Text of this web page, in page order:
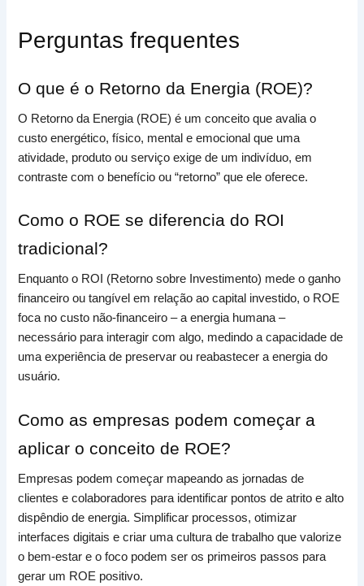
Perguntas frequentes
O que é o Retorno da Energia (ROE)?
O Retorno da Energia (ROE) é um conceito que avalia o
custo energético, físico, mental e emocional que uma
atividade, produto ou serviço exige de um indivíduo, em
contraste com o benefício ou “retorno” que ele oferece.
Como o ROE se diferencia do ROI
tradicional?
Enquanto o ROI (Retorno sobre Investimento) mede o ganho
financeiro ou tangível em relação ao capital investido, o ROE
foca no custo não-financeiro – a energia humana –
necessário para interagir com algo, medindo a capacidade de
uma experiência de preservar ou reabastecer a energia do
usuário.
Como as empresas podem começar a
aplicar o conceito de ROE?
Empresas podem começar mapeando as jornadas de
clientes e colaboradores para identificar pontos de atrito e alto
dispêndio de energia. Simplificar processos, otimizar
interfaces digitais e criar uma cultura de trabalho que valorize
o bem-estar e o foco podem ser os primeiros passos para
gerar um ROE positivo.